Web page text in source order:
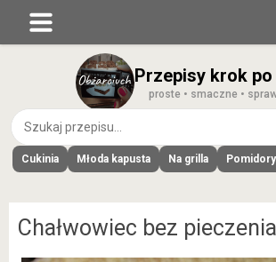
Przepisy krok
proste • smaczne •
Cukinia Młoda kapusta Na grilla Pomidory
Chałwowiec bez pieczenia